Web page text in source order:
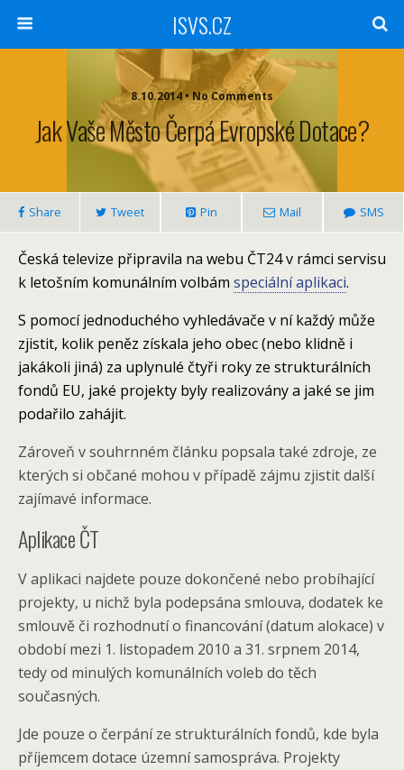
ISVS.CZ
8.10.2014 • No Comments
Jak Vaše Město Čerpá Evropské Dotace?
Share Tweet Pin Mail SMS
Česká televize připravila na webu ČT24 v rámci servisu
k letošním komunálním volbám speciální aplikaci.
S pomocí jednoduchého vyhledávače v ní každý může
zjistit, kolik peněz získala jeho obec (nebo klidně i
jakákoli jiná) za uplynulé čtyři roky ze strukturálních
fondů EU, jaké projekty byly realizovány a jaké se jim
podařilo zahájit.
Zároveň v souhrnném článku popsala také zdroje, ze
kterých si občané mohou v případě zájmu zjistit další
zajímavé informace.
Aplikace ČT
V aplikaci najdete pouze dokončené nebo probíhající
projekty, u nichž byla podepsána smlouva, dodatek ke
smlouvě či rozhodnutí o financování (datum alokace) v
období mezi 1. listopadem 2010 a 31. srpnem 2014,
tedy od minulých komunálních voleb do těch
současných.
Jde pouze o čerpání ze strukturálních fondů, kde byla
příjemcem dotace územní samospráva. Projekty